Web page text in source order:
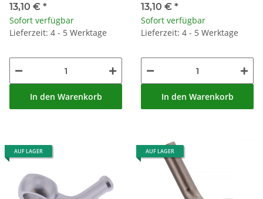
13,10 € *
Sofort verfügbar
Lieferzeit: 4 - 5 Werktage
In den Warenkorb
13,10 € *
Sofort verfügbar
Lieferzeit: 4 - 5 Werktage
In den Warenkorb
AUF LAGER AUF LAGER